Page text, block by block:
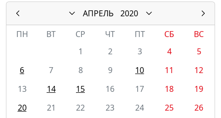
АПРЕЛЬ
2020
ПН
ВТ СР ЧТ ПТ СБ
ВС
1
2 3 4
5
6
7 8 9 10 11
12
13
14 15 16 17 18
19
20
21 22 23 24 25
26